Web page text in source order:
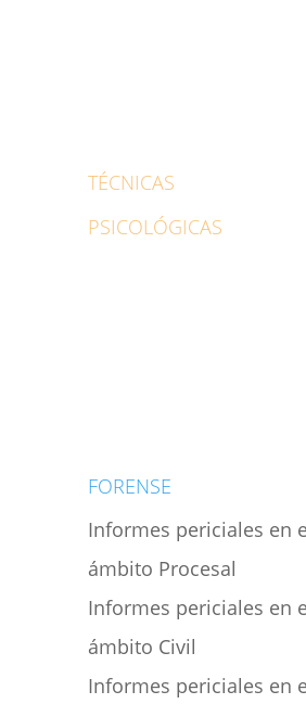
TÉCNICAS
PSICOLÓGICAS
FORENSE
Informes periciales en
ámbito Procesal
Informes periciales en
ámbito Civil
Informes periciales en